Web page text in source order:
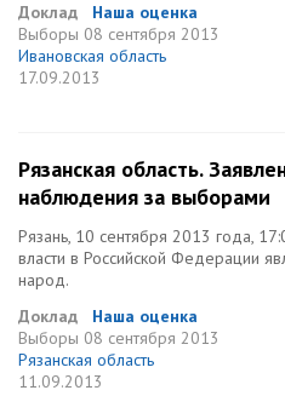
Доклад
Наша оценка
Выборы 08 сентября 2013
Ивановская область
17.09.2013
Рязанская область.
наблюдения за выборами
Рязань, 10 сентября 2013 года,
власти в Российской Федерации
народ.
Доклад
Наша оценка
Выборы 08 сентября 2013
Рязанская область
11.09.2013